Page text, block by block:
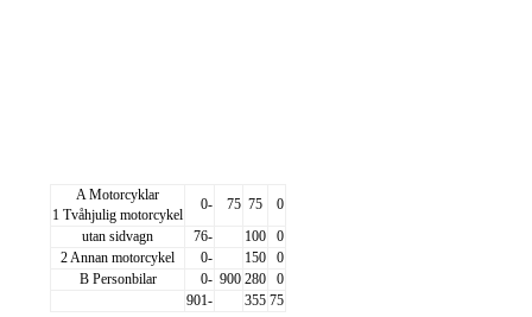
A Motorcyklar
1 Tvåhjulig motorcykel
0- 75 75
0
utan sidvagn
76- 100
0
2 Annan motorcykel
0- 150
0
B Personbilar
0- 900 280
0
901-
355 75